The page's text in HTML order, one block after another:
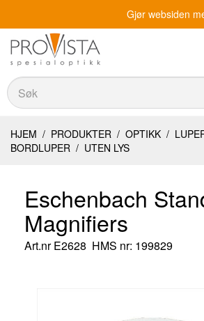
Gjør websiden
Søk
Søk
HJEM / PRODUKTER / OPTIKK /
BORDLUPER / UTEN LYS
Eschenbach
Magnifiers
Art.nrE2628 HMS nr: 199829